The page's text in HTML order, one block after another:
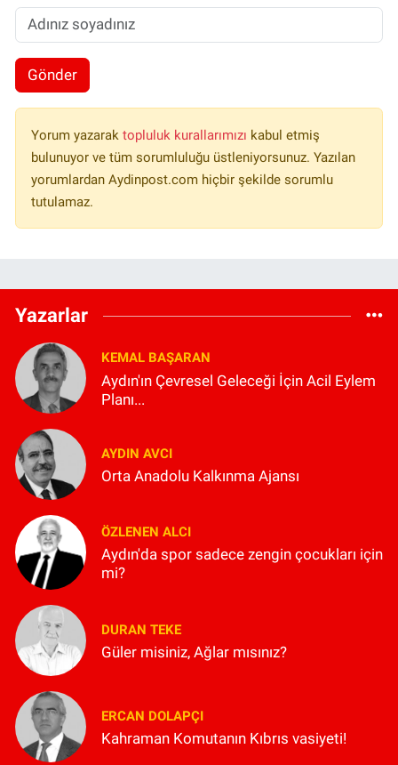
Gönder
Yorum yazarak topluluk kurallarımızı kabul etmiş
bulunuyor ve tüm sorumluluğu üstleniyorsunuz. Yazılan
yorumlardan Aydinpost.com hiçbir şekilde sorumlu
tutulamaz.
Yazarlar
KEMAL BAŞARAN
Aydın'ın Çevresel Geleceği İçin Acil Eylem
Planı...
AYDIN AVCI
Orta Anadolu Kalkınma Ajansı
ÖZLENEN ALCI
Aydın'da spor sadece zengin çocukları için
mi?
DURAN TEKE
Güler misiniz, Ağlar mısınız?
ERCAN DOLAPÇI
Kahraman Komutanın Kıbrıs vasiyeti!